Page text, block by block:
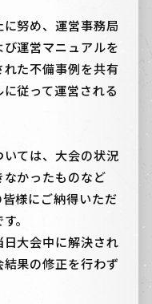
努め、運営事務局
運営マニュアルを
た不備事例を共有
従って運営される
ては、大会の状況
かったものなど
様にご納得いただ
。
大会中に解決され
果の修正を行わず